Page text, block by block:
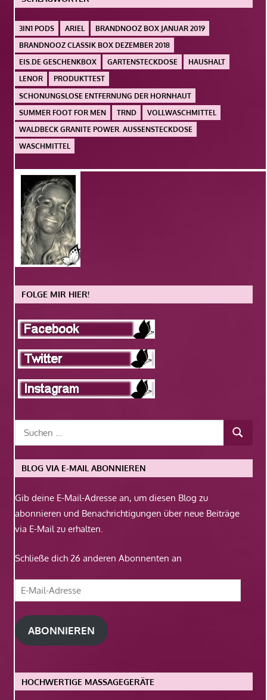
3IN1 PODS ARIEL
BRANDNOOZ BOX JANUAR 2019
BRANDNOOZ CLASSIK BOX DEZEMBER 2018
EIS.DE GESCHENKBOX
GARTENSTECKDOSE
HAUSHALT
LENOR
PRODUKTTEST
SCHONUNGSLOSE ENTFERNUNG DER HORNHAUT
SUMMER FOOT FOR MEN
TRND
VOLLWASCHMITTEL
WALDBECK GRANITE POWER. AUSSENSTECKDOSE
WASCHMITTEL
FOLGE MIR HIER!
BLOG VIA E-MAIL ABONNIEREN
Gib deine E-Mail-Adresse an, um diesen Blog zu
abonnieren und Benachrichtigungen über neue Beiträge
via E-Mail zu erhalten.
Schließe dich 26 anderen Abonnenten an
E-
Mail-
Adresse
ABONNIEREN
HOCHWERTIGE MASSAGEGERÄTE